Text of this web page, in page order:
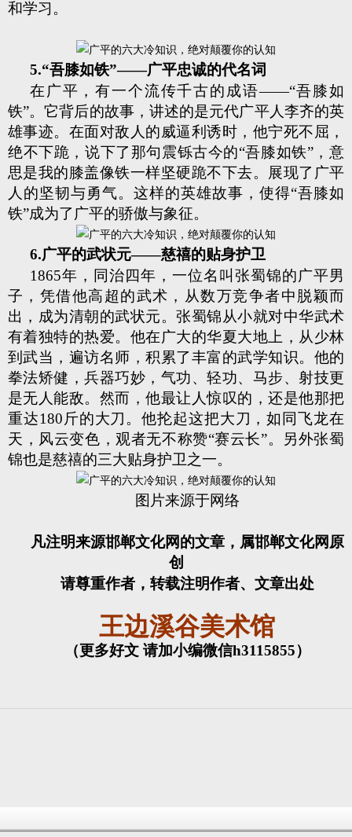
和学习。
5.“吾膝如铁”——广平忠诚的代名词
在广平，有一个流传千古的成语——“吾膝如
铁”。它背后的故事，讲述的是元代广平人李齐的英
雄事迹。在面对敌人的威逼利诱时，他宁死不屈，
绝不下跪，说下了那句震铄古今的“吾膝如铁”，意
思是我的膝盖像铁一样坚硬跪不下去。展现了广平
人的坚韧与勇气。这样的英雄故事，使得“吾膝如
铁”成为了广平的骄傲与象征。
6.广平的武状元——慈禧的贴身护卫
1865年，同治四年，一位名叫张蜀锦的广平男
子，凭借他高超的武术，从数万竞争者中脱颖而
出，成为清朝的武状元。张蜀锦从小就对中华武术
有着独特的热爱。他在广大的华夏大地上，从少林
到武当，遍访名师，积累了丰富的武学知识。他的
拳法矫健，兵器巧妙，气功、轻功、马步、射技更
是无人能敌。然而，他最让人惊叹的，还是他那把
重达180斤的大刀。他抡起这把大刀，如同飞龙在
天，风云变色，观者无不称赞“赛云长”。另外张蜀
锦也是慈禧的三大贴身护卫之一。
图片来源于网络
凡注明来源邯郸文化网的文章，属邯郸文化网原
创
请尊重作者，转载注明作者、文章出处
王边溪谷美术馆
（更多好文 请加小编微信h3115855）